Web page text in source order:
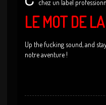
chez un label
LE MOT DE
Up the fucking sound, and
notre aventure !